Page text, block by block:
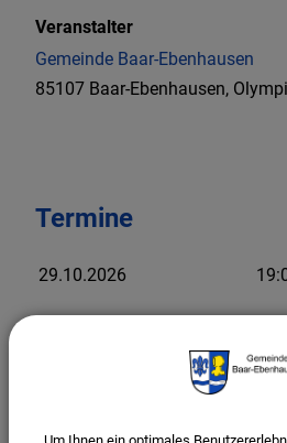
Termine
29.10.2026
Veranstalter
Gemeinde Baar-Ebenhausen
85107 Baar-Ebenhausen,